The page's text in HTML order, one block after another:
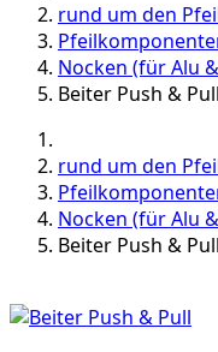
rund um den
Nocken (für Alu
Beiter Push & Pull
rund um den
Nocken (für Alu
Beiter Push & Pull